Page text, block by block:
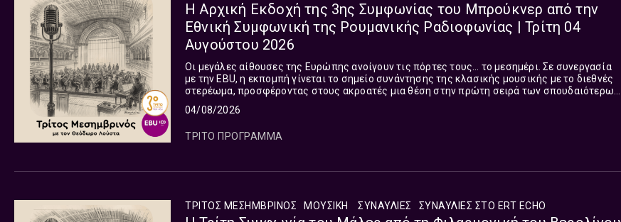
Η Αρχική Εκδοχή της 3ης Συμφωνίας του Μπρούκνερ από την
Εθνική Συμφωνική της Ρουμανικής Ραδιοφωνίας | Τρίτη 04
Αυγούστου 2026
Οι μεγάλες αίθουσες της Ευρώπης ανοίγουν τις πόρτες τους… το μεσημέρι. Σε συνεργασία
με την EBU, η εκπομπή γίνεται το σημείο συνάντησης της κλασικής μουσικής με το διεθνές
στερέωμα, προσφέροντας στους ακροατές μια θέση στην πρώτη σειρά των σπουδαιότερων
μεταδίδεται Δευτέρα με Παρασκευή στη μία το μεσημέρι, με δίωρη διάρκεια κάθε Δευτέρα
04/08/2026
ΤΡΙΤΟ ΠΡΟΓΡΑΜΜΑ
ΤΡΙΤΟΣ ΜΕΣΗΜΒΡΙΝΟΣ ΜΟΥΣΙΚΉ ΣΥΝΑΥΛΊΕΣ ΣΥΝΑΥΛΊΕΣ ΣΤΟ ERT ΕCHO